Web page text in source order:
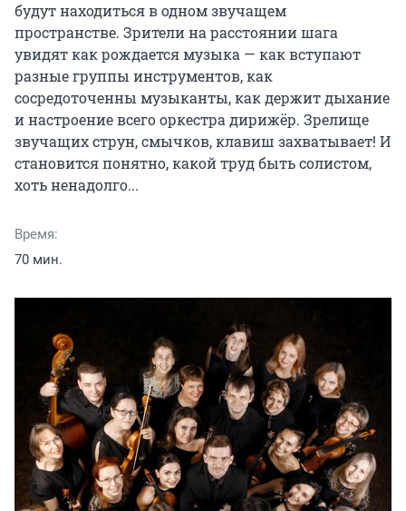
будут находиться в одном звучащем
пространстве. Зрители на расстоянии шага
увидят как рождается музыка — как вступают
разные группы инструментов, как
сосредоточенны музыканты, как держит дыхание
и настроение всего оркестра дирижёр. Зрелище
звучащих струн, смычков, клавиш захватывает! И
становится понятно, какой труд быть солистом,
хоть ненадолго...
Время:
70 мин.